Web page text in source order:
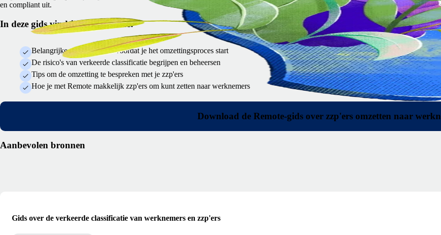
en compliant uit.
In deze gids vind je het volgende:
Belangrijke overwegingen voordat je het omzettingsproces start
De risico's van verkeerde classificatie begrijpen en beheersen
Tips om de omzetting te bespreken met je zzp'ers
Hoe je met Remote makkelijk zzp'ers om kunt zetten naar werknemers
Download de Remote-gids over zzp'ers omzetten naar
Aanbevolen bronnen
Gids over de verkeerde classificatie van werknemers en zzp'ers